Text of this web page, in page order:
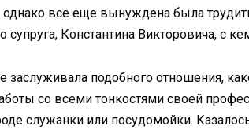
все еще вынуждена была
Константина Викторовича, с
заслуживала подобного отношения,
со всеми тонкостями своей
служанки или посудомойки.